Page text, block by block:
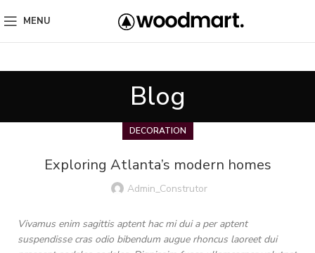
MENU
Blog
DECORATION
Exploring Atlanta’s modern homes
Admin_Construtor
Vivamus enim sagittis aptent hac mi dui a per aptent
suspendisse cras odio bibendum augue rhoncus laoreet dui